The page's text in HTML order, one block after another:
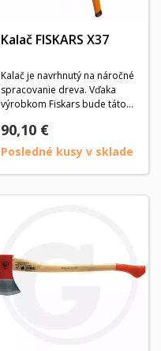
Kalač FISKARS X37
Kalač je navrhnutý na náročné
spracovanie dreva. Vďaka
výrobkom Fiskars bude táto
90,10 €
Posledné kusy v sklade